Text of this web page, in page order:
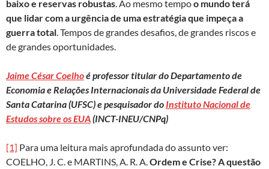
baixo e reservas robustas. Ao mesmo tempoo mundo terá
que lidar com a urgência de uma estratégia que impeça a
guerra total. Tempos de grandes desafios, de grandes riscos e
de grandes oportunidades.
Jaime César Coelhoé professor titular do Departamento de
Economia e Relações Internacionais da Universidade Federal de
Santa Catarina (UFSC) e pesquisador do Instituto Nacional de
Estudos sobre os EUA(INCT-INEU/CNPq)
[1] Para uma leitura mais aprofundada do assunto ver:
COELHO, J. C. e MARTINS, A. R. A.Ordem e Crise? A questão